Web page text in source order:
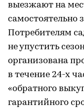
выезжают на
самостоятельно
Потребителям
не упустить
организована
в течение 24-х
«обратного
гарантийного